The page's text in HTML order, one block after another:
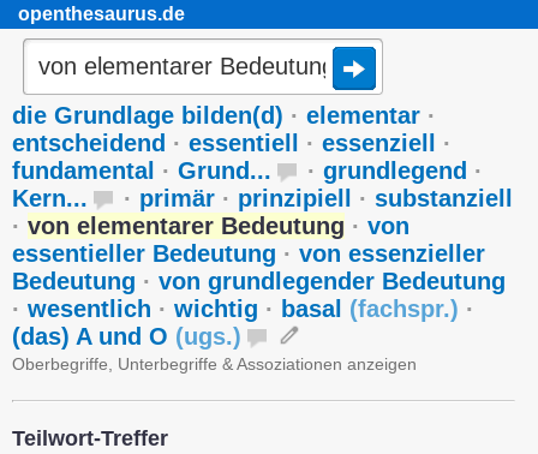
openthesaurus.de
die Grundlage bilden(d) · elementar ·
entscheidend · essentiell · essenziell
·
fundamental · Grund... · grundlegend ·
Kern...
· primär · prinzipiell · substanziell
· von elementarer Bedeutung · von
essentieller Bedeutung · von essenzieller
Bedeutung · von grundlegender Bedeutung
· wesentlich · wichtig · basal (fachspr.) ·
(das) A und O (ugs.)
Oberbegriffe, Unterbegriffe & Assoziationen anzeigen
Teilwort-Treffer